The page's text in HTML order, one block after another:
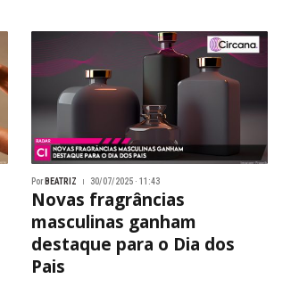
Por BEATRIZ 30/07/2025 · 11:43
Novas fragrâncias
masculinas ganham
destaque para o Dia dos
Pais